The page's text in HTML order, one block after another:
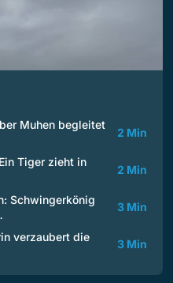
Muhen begleitet
2 Min
Tiger zieht in
2 Min
Schwingerkönig
3 Min
verzaubert die
3 Min